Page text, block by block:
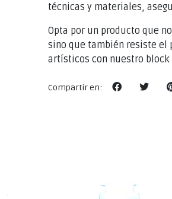
técnicas y materiales,
Opta por un producto que
sino que también resiste el
artísticos con nuestro
Compartir en: